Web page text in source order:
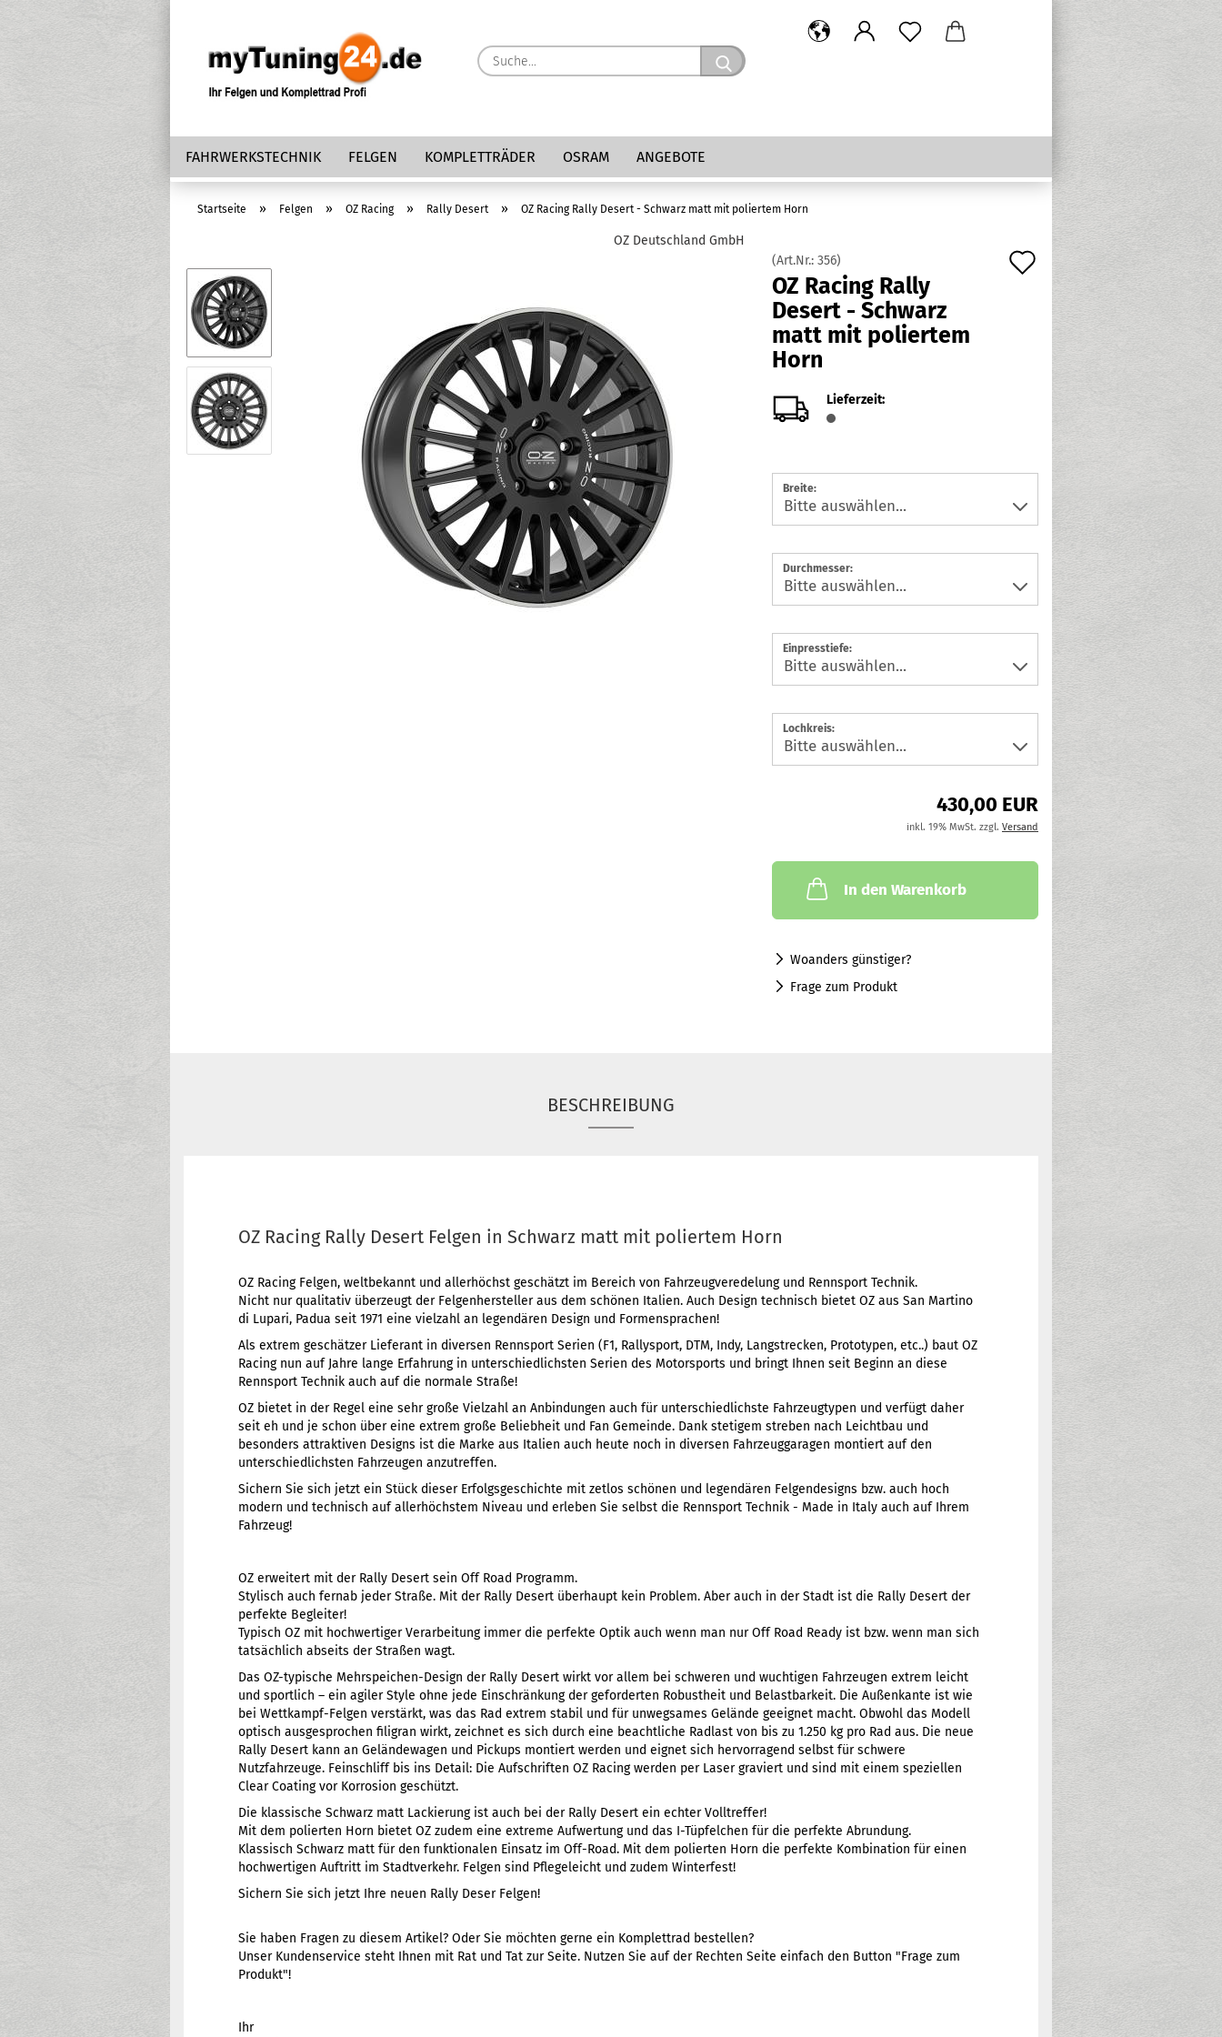
Suche...
FAHRWERKSTECHNIK FELGEN KOMPLETTRÄDER OSRAM ANGEBOTE
Startseite » Felgen » OZ Racing » Rally Desert » OZ Racing Rally Desert - Schwarz matt mit poliertem Horn
OZ Deutschland GmbH
(Art.Nr.: 356)
Merkzettel
OZ Racing Rally
Desert - Schwarz
matt mit poliertem
Horn
Lieferzeit:
Breite:
Durchmesser:
Einpresstiefe:
Lochkreis:
430,00 EUR
inkl. 19% MwSt. zzgl. Versand
In den Warenkorb
Woanders günstiger?
Frage zum Produkt
BESCHREIBUNG
OZ Racing Rally Desert Felgen in Schwarz matt mit poliertem Horn
OZ Racing Felgen, weltbekannt und allerhöchst geschätzt im Bereich von Fahrzeugveredelung und Rennsport Technik.
Nicht nur qualitativ überzeugt der Felgenhersteller aus dem schönen Italien. Auch Design technisch bietet OZ aus San Martino
di Lupari, Padua seit 1971 eine vielzahl an legendären Design und Formensprachen!
Als extrem geschätzer Lieferant in diversen Rennsport Serien (F1, Rallysport, DTM, Indy, Langstrecken, Prototypen, etc..) baut OZ
Racing nun auf Jahre lange Erfahrung in unterschiedlichsten Serien des Motorsports und bringt Ihnen seit Beginn an diese
Rennsport Technik auch auf die normale Straße!
OZ bietet in der Regel eine sehr große Vielzahl an Anbindungen auch für unterschiedlichste Fahrzeugtypen und verfügt daher
seit eh und je schon über eine extrem große Beliebheit und Fan Gemeinde. Dank stetigem streben nach Leichtbau und
besonders attraktiven Designs ist die Marke aus Italien auch heute noch in diversen Fahrzeuggaragen montiert auf den
unterschiedlichsten Fahrzeugen anzutreffen.
Sichern Sie sich jetzt ein Stück dieser Erfolgsgeschichte mit zetlos schönen und legendären Felgendesigns bzw. auch hoch
modern und technisch auf allerhöchstem Niveau und erleben Sie selbst die Rennsport Technik - Made in Italy auch auf Ihrem
Fahrzeug!
OZ erweitert mit der Rally Desert sein Off Road Programm.
Stylisch auch fernab jeder Straße. Mit der Rally Desert überhaupt kein Problem. Aber auch in der Stadt ist die Rally Desert der
perfekte Begleiter!
Typisch OZ mit hochwertiger Verarbeitung immer die perfekte Optik auch wenn man nur Off Road Ready ist bzw. wenn man sich
tatsächlich abseits der Straßen wagt.
Das OZ-typische Mehrspeichen-Design der Rally Desert wirkt vor allem bei schweren und wuchtigen Fahrzeugen extrem leicht
und sportlich – ein agiler Style ohne jede Einschränkung der geforderten Robustheit und Belastbarkeit. Die Außenkante ist wie
bei Wettkampf-Felgen verstärkt, was das Rad extrem stabil und für unwegsames Gelände geeignet macht. Obwohl das Modell
optisch ausgesprochen filigran wirkt, zeichnet es sich durch eine beachtliche Radlast von bis zu 1.250 kg pro Rad aus. Die neue
Rally Desert kann an Geländewagen und Pickups montiert werden und eignet sich hervorragend selbst für schwere
Nutzfahrzeuge. Feinschliff bis ins Detail: Die Aufschriften OZ Racing werden per Laser graviert und sind mit einem speziellen
Clear Coating vor Korrosion geschützt.
Die klassische Schwarz matt Lackierung ist auch bei der Rally Desert ein echter Volltreffer!
Mit dem polierten Horn bietet OZ zudem eine extreme Aufwertung und das I-Tüpfelchen für die perfekte Abrundung.
Klassisch Schwarz matt für den funktionalen Einsatz im Off-Road. Mit dem polierten Horn die perfekte Kombination für einen
hochwertigen Auftritt im Stadtverkehr. Felgen sind Pflegeleicht und zudem Winterfest!
Sichern Sie sich jetzt Ihre neuen Rally Deser Felgen!
Sie haben Fragen zu diesem Artikel? Oder Sie möchten gerne ein Komplettrad bestellen?
Unser Kundenservice steht Ihnen mit Rat und Tat zur Seite. Nutzen Sie auf der Rechten Seite einfach den Button "Frage zum
Produkt"!
Ihr